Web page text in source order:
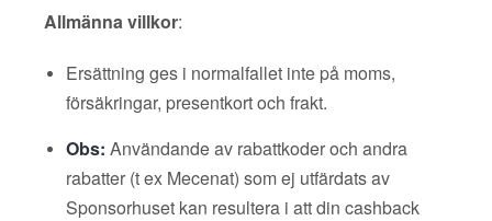
Allmänna villkor:
Ersättning ges i normalfallet inte på moms,
försäkringar, presentkort och frakt.
Obs: Användande av rabattkoder och andra
rabatter (t ex Mecenat) som ej utfärdats av
Sponsorhuset kan resultera i att din cashback